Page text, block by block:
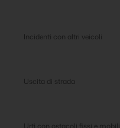
Incidenti con altri veicoli
Uscita di strada
Urti con ostacoli fissi e mobili